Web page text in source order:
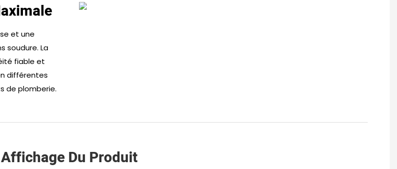
et une
soudure. La
fiable et
différentes
de plomberie.
Affichage Du Produit